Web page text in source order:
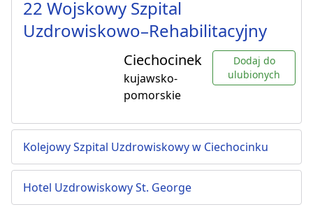
22 Wojskowy Szpital
Uzdrowiskowo–Rehabilitacyjny
Ciechocinek
kujawsko-
pomorskie
Dodaj do
ulubionych
Kolejowy Szpital Uzdrowiskowy w Ciechocinku
Hotel Uzdrowiskowy St. George